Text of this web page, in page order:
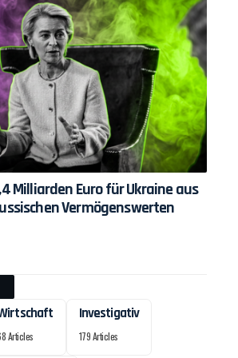
Milliarden Euro für Ukraine aus
Vermögenswerten
Articles
Investigativ
179 Articles